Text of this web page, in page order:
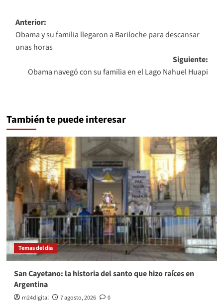
Navegación
de
entradas
Anterior:
Obama y su familia llegaron a Bariloche para descansar
unas horas
Siguiente:
Obama navegó con su familia en el Lago Nahuel Huapi
También te puede interesar
Temas del dia
San Cayetano: la historia del santo que hizo raíces en
Argentina
m24digital 7 agosto, 2026 0